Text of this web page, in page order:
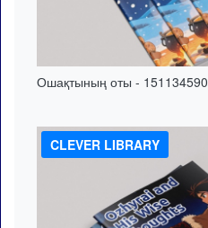
Ошақтының оты - 151134590
CLEVER LIBRARY